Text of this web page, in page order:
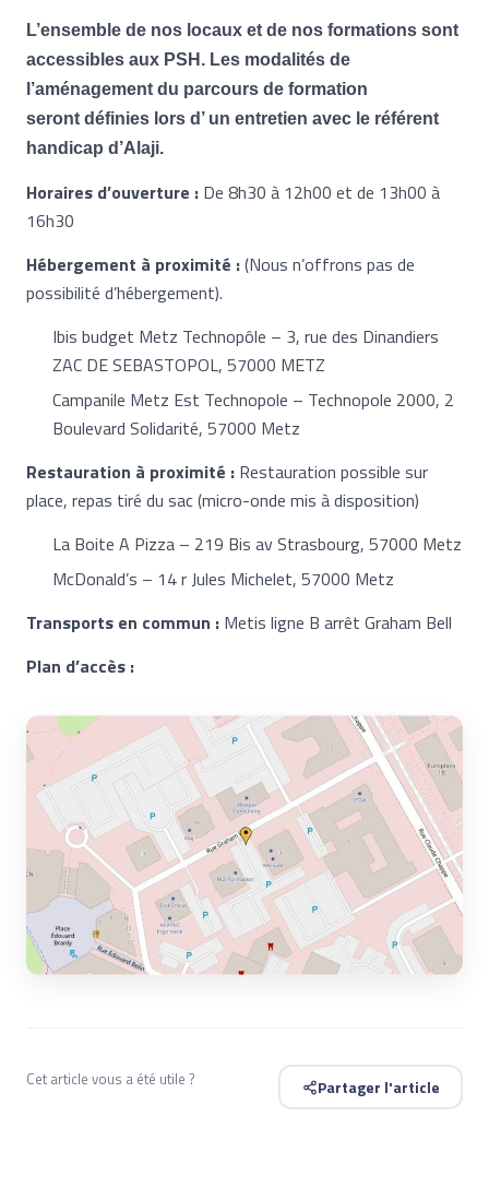
L’ensemble de nos locaux et de nos formations sont
accessibles aux PSH. Les modalités de
l’aménagement du parcours de formation
seront définies lors d’ un entretien avec le référent
handicap d’Alaji.
Horaires d’ouverture : De 8h30 à 12h00 et de 13h00 à
16h30
Hébergement à proximité :(Nous n’offrons pas de
possibilité d’hébergement).
Ibis budget Metz Technopôle – 3, rue des Dinandiers
ZAC DE SEBASTOPOL, 57000 METZ
Campanile Metz Est Technopole – Technopole 2000, 2
Boulevard Solidarité, 57000 Metz
Restauration à proximité : Restauration possible sur
place, repas tiré du sac (micro-onde mis à disposition)
La Boite A Pizza – 219 Bis av Strasbourg, 57000 Metz
McDonald’s – 14 r Jules Michelet, 57000 Metz
Transports en commun : Metis ligne B arrêt Graham Bell
Plan d’accès :
Cet article vous a été utile ? Partager l'article